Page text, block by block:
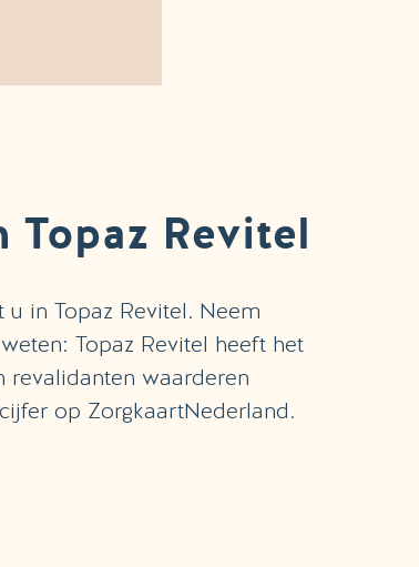
Topaz Revitel
in Topaz Revitel. Neem
Topaz Revitel heeft het
revalidanten waarderen
op ZorgkaartNederland.